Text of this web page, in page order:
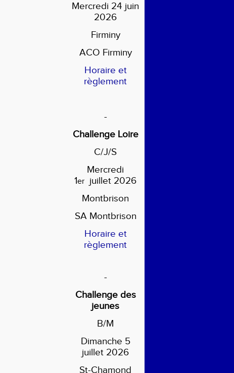
Mercredi 24 juin
2026
Firminy
ACO Firminy
Horaire et
règlement
-
Challenge Loire
C/J/S
Mercredi
1er juillet 2026
Montbrison
SA Montbrison
Horaire et
règlement
-
Challenge des
jeunes
B/M
Dimanche 5
juillet 2026
St-Chamond